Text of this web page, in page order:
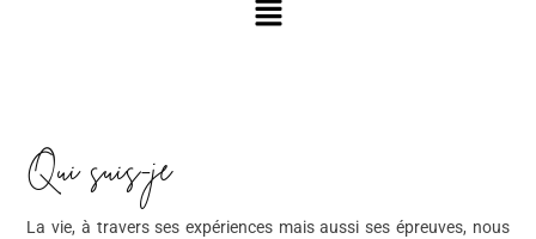
Qui suis-je
La vie, à travers ses expériences mais aussi ses épreuves, nous